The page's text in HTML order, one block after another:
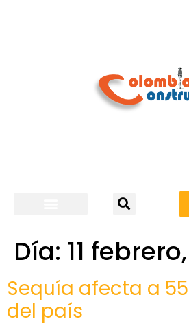
Día: 11
Sequía afecta a
del país